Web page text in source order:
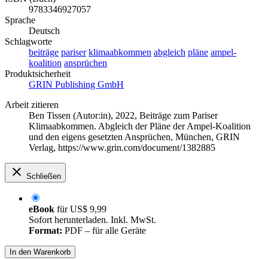
9783346927057
Sprache
Deutsch
Schlagworte
beiträge pariser klimaabkommen abgleich pläne ampel-
koalition ansprüchen
Produktsicherheit
GRIN Publishing GmbH
Arbeit zitieren
Ben Tissen (Autor:in), 2022, Beiträge zum Pariser
Klimaabkommen. Abgleich der Pläne der Ampel-Koalition
und den eigens gesetzten Ansprüchen, München, GRIN
Verlag, https://www.grin.com/document/1382885
Schließen
eBook fürUS$ 9,99
Sofort herunterladen. Inkl. MwSt.
Format: PDF – für alle Geräte
In den Warenkorb